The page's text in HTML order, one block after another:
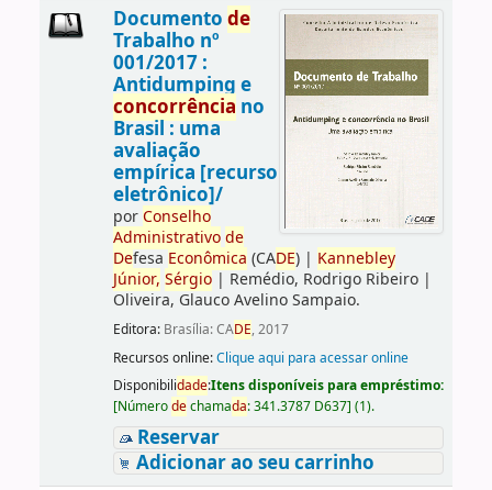
Documento de
Trabalho nº
001/2017 :
Antidumping e
concorrência no
Brasil : uma
avaliação
empírica [recurso
eletrônico]/
porConselho
Administrativo de
Defesa Econômica (CADE)| Kannebley
Júnior, Sérgio| Remédio, Rodrigo Ribeiro|
Oliveira, Glauco Avelino Sampaio.
Editora: Brasília: CADE, 2017
Recursos online:Clique aqui para acessar online
Disponibilidade:Itens disponíveis para empréstimo:
[Númerodechamada:341.3787 D637] (1).
Reservar
Adicionar ao seu carrinho